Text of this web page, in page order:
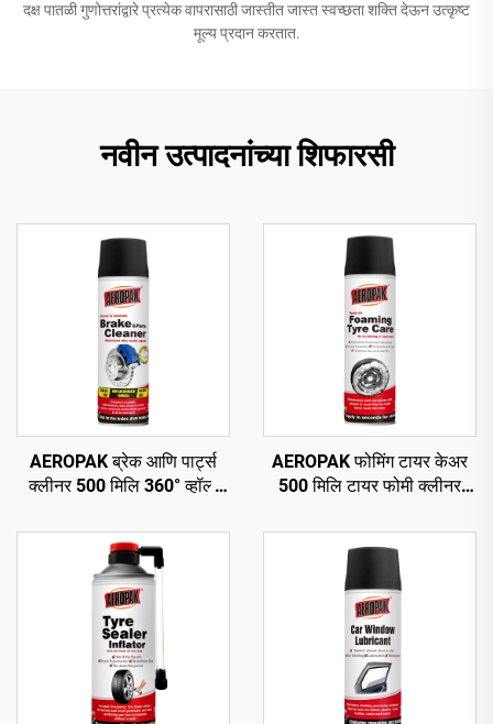
दक्ष पातळी गुणोत्तरांद्वारे प्रत्येक वापरासाठी जास्तीत जास्त स्वच्छता शक्ति देऊन उत्कृष्ट
मूल्य प्रदान करतात.
नवीन उत्पादनांच्या शिफारसी
AEROPAK ब्रेक आणि पार्ट्स
क्लीनर 500 मिलि 360° व्हॉल्व
AEROPAK फोमिंग टायर केअर
500 मिलि टायर फोमी क्लीनर
कामाची गरज नाही